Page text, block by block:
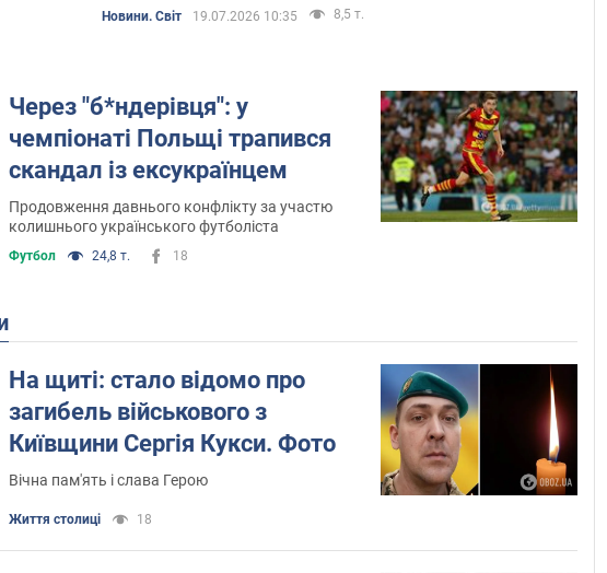
Новини. Світ 19.07.2026 10:35 8,5 т.
Через "б*ндерівця": у
чемпіонаті Польщі трапився
скандал із ексукраїнцем
Продовження давнього конфлікту за участю
колишнього українського футболіста
Футбол 24,8 т. 18
На щиті: стало відомо про
загибель військового з
Київщини Сергія Кукси. Фото
Вічна пам'ять і слава Герою
Життя столиці 18